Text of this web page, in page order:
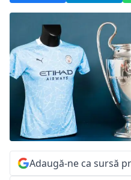
Adaugă-ne ca sursă